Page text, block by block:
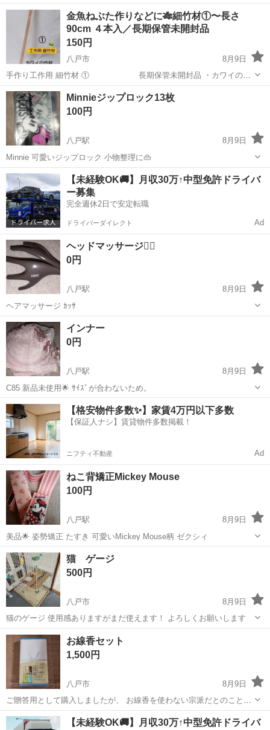
No.NS0222》 お仕事について フォークリフトを使用して入荷された材
料の受入や粉末材料の配合を行います。 ※業務の変更、就業場所の変
更の範囲、契約更新の基準に...
青森 八戸市 本八戸駅 その他
金魚ねぶた作りなどに🎋細竹材①〜長さ
90cm ４本入／長期保管未開封品
150円
八戸市
8月9日
手作り工作用 細竹材 ① 長期保管未開封品 ・カワイの竹
材／日本製 ・寸法 厚さ＝約 0.2cm 幅＝約 0.5cm 長さ
＝約 90cm ・４本入 ⚠ 未開封ですがかなりパッ...
青森 八戸市 DIY
Minnieジップロック13枚
100円
八戸駅
8月9日
Minnie 可愛いジップロック 小物整理に👜
青森 八戸市 八戸駅 その他
【未経験OK🚚】月収30万↑中型免許ドライバ
ー募集
完全週休2日で安定転職
ドライバーダイレクト Ad
ヘッドマッサージ💇‍♀️
0円
八戸駅
8月9日
ヘアマッサージ ｶｯｻ
青森 八戸市 八戸駅
インナー
0円
八戸駅
8月9日
C85 新品未使用🌟 ｻｲｽﾞが合わないため。
青森 八戸市 八戸駅 その他 インナー
【格安物件多数✨】家賃4万円以下多数
【保証人ナシ】賃貸物件多数掲載！
ニフティ不動産 Ad
ねこ背矯正Mickey Mouse
100円
八戸駅
8月9日
美品🌟 姿勢矯正 たすき 可愛いMickey Mouse柄 ゼクシィ
青森 八戸市 八戸駅
猫 ゲージ
500円
八戸市
8月9日
猫のゲージ 使用感ありますがまだ使えます！ よろしくお願いします
青森 八戸市 その他
お線香セット
1,500円
八戸市
8月9日
ご贈答用として購入しましたが、 お線香を使わない宗派だとのことで
行き先がなくなってしまいました。 どなたか買ってくださ〜い🙏 よろ
しくお願いします🙇
青森 八戸市 その他
【未経験OK🚚】月収30万↑中型免許ドライバ